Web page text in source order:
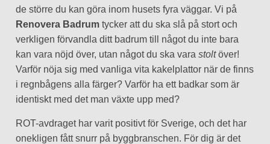
de större du kan göra inom husets fyra väggar. Vi på
Renovera Badrum tycker att du ska slå på stort och
verkligen förvandla ditt badrum till något du inte bara
kan vara nöjd över, utan något du ska vara stoltöver!
Varför nöja sig med vanliga vita kakelplattor när de finns
i regnbågens alla färger? Varför ha ett badkar som är
identiskt med det man växte upp med?
ROT-avdraget har varit positivt för Sverige, och det har
onekligen fått snurr på byggbranschen. För dig är det